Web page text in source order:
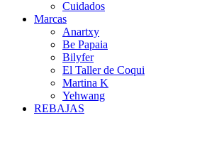
Cuidados
Marcas
Anartxy
Be Papaia
Bilyfer
El Taller de Coqui
Martina K
Yehwang
REBAJAS